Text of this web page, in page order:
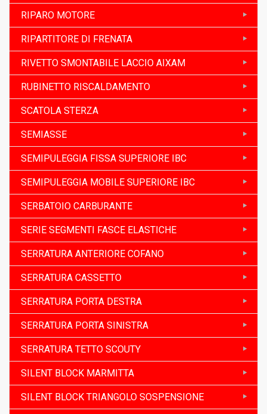
RIPARO MOTORE
RIPARTITORE DI FRENATA
RIVETTO SMONTABILE LACCIO AIXAM
RUBINETTO RISCALDAMENTO
SCATOLA STERZA
SEMIASSE
SEMIPULEGGIA FISSA SUPERIORE IBC
SEMIPULEGGIA MOBILE SUPERIORE IBC
SERBATOIO CARBURANTE
SERIE SEGMENTI FASCE ELASTICHE
SERRATURA ANTERIORE COFANO
SERRATURA CASSETTO
SERRATURA PORTA DESTRA
SERRATURA PORTA SINISTRA
SERRATURA TETTO SCOUTY
SILENT BLOCK MARMITTA
SILENT BLOCK TRIANGOLO SOSPENSIONE